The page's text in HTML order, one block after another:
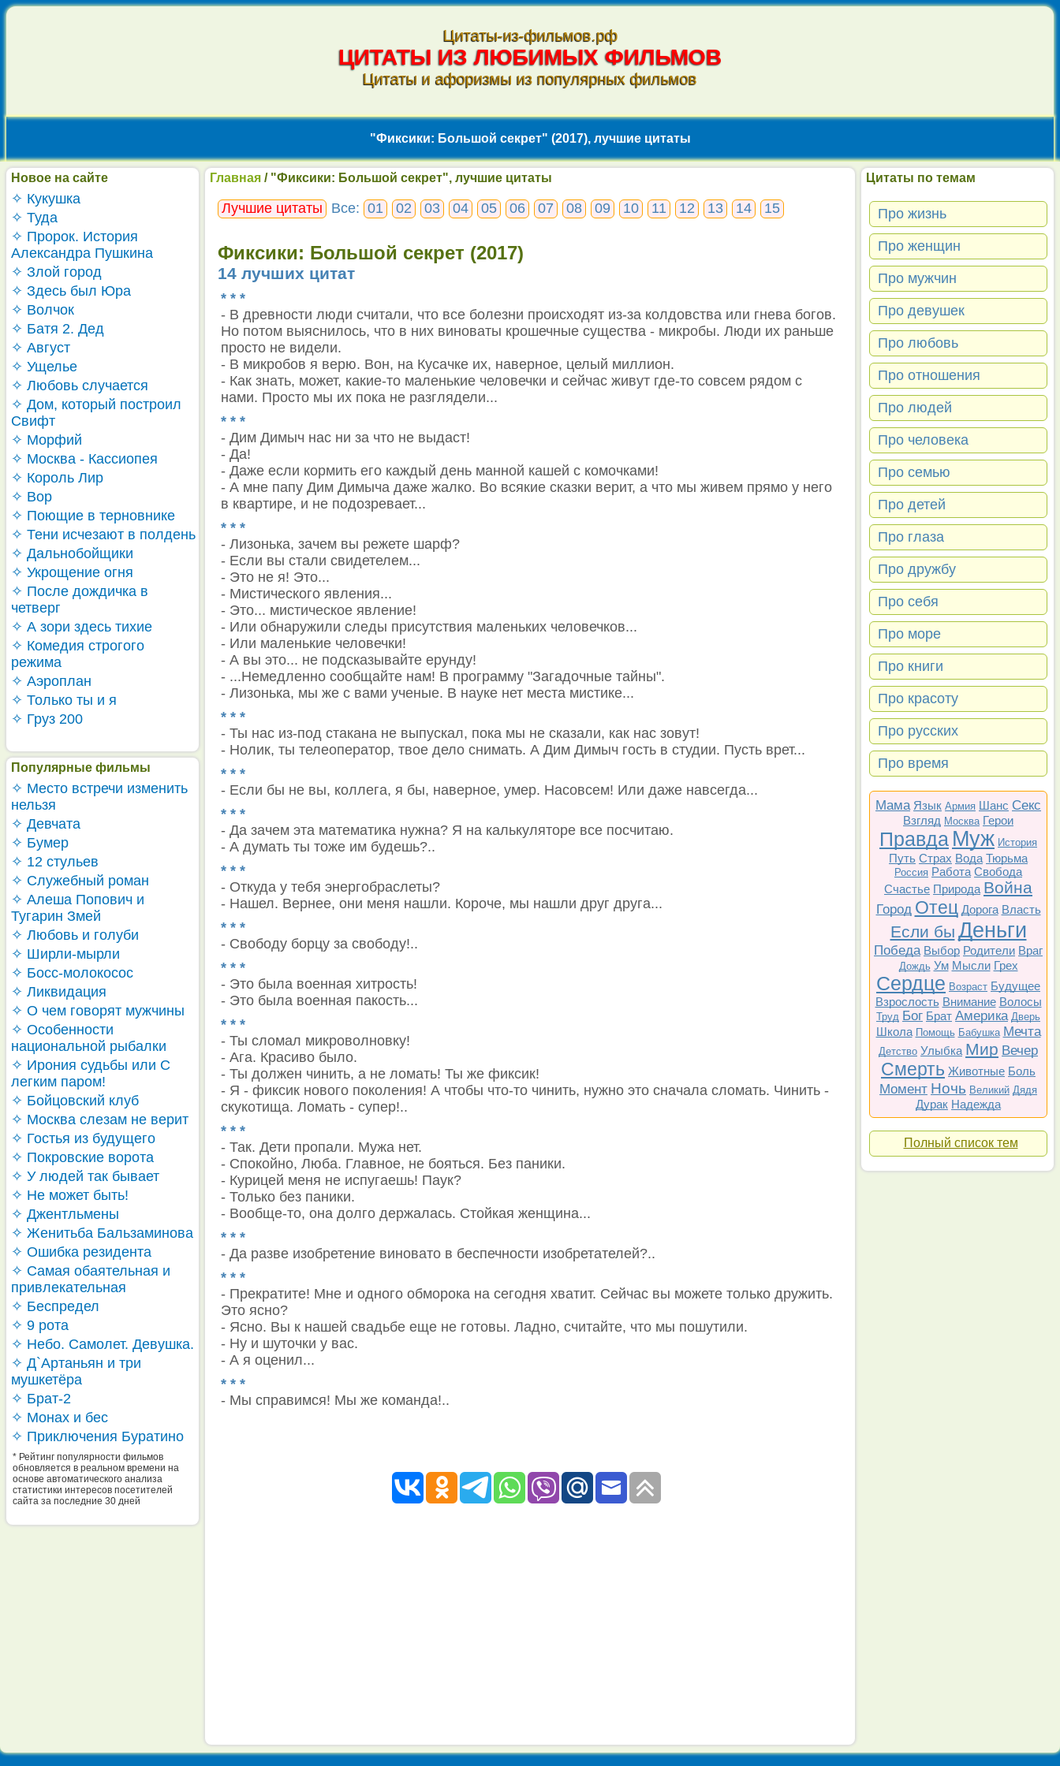
Цитаты-из-фильмов.рф
ЦИТАТЫ ИЗ ЛЮБИМЫХ ФИЛЬМОВ
Цитаты и афоризмы из популярных фильмов
"Фиксики: Большой секрет" (2017), лучшие цитаты
Новое на сайте
✧ Кукушка
✧ Туда
✧ Пророк. История
Александра Пушкина
✧ Злой город
✧ Здесь был Юра
✧ Волчок
✧ Батя 2. Дед
✧ Август
✧ Ущелье
✧ Любовь случается
✧ Дом, который построил
Свифт
✧ Морфий
✧ Москва - Кассиопея
✧ Король Лир
✧ Вор
✧ Поющие в терновнике
✧ Тени исчезают в полдень
✧ Дальнобойщики
✧ Укрощение огня
✧ После дождичка в
четверг
✧ А зори здесь тихие
✧ Комедия строгого
режима
✧ Аэроплан
✧ Только ты и я
✧ Груз 200
Популярные фильмы
✧ Место встречи изменить
нельзя
✧ Девчата
✧ Бумер
✧ 12 стульев
✧ Служебный роман
✧ Алеша Попович и
Тугарин Змей
✧ Любовь и голуби
✧ Ширли-мырли
✧ Босс-молокосос
✧ Ликвидация
✧ О чем говорят мужчины
✧ Особенности
национальной рыбалки
✧ Ирония судьбы или С
легким паром!
✧ Бойцовский клуб
✧ Москва слезам не верит
✧ Гостья из будущего
✧ Покровские ворота
✧ У людей так бывает
✧ Не может быть!
✧ Джентльмены
✧ Женитьба Бальзаминова
✧ Ошибка резидента
✧ Самая обаятельная и
привлекательная
✧ Беспредел
✧ 9 рота
✧ Небо. Самолет. Девушка.
✧ Д`Артаньян и три
мушкетёра
✧ Брат-2
✧ Монах и бес
✧ Приключения Буратино
* Рейтинг популярности фильмов
обновляется в реальном времени на
основе автоматического анализа
статистики интересов посетителей
сайта за последние 30 дней
Цитаты по темам
Про жизнь
Про женщин
Про мужчин
Про девушек
Про любовь
Про отношения
Про людей
Про человека
Про семью
Про детей
Про глаза
Про дружбу
Про себя
Про море
Про книги
Про красоту
Про русских
Про время
Мама Язык Армия Шанс Секс
Взгляд Москва Герои
Правда Муж История
Путь Страх Вода Тюрьма
Россия Работа Свобода
Счастье Природа Война
Город Отец Дорога Власть
Если бы Деньги
Победа Выбор Родители Враг
Дождь Ум Мысли Грех
Сердце Возраст Будущее
Взрослость Внимание Волосы
Труд Бог Брат Америка Дверь
Школа Помощь Бабушка Мечта
Детство Улыбка Мир Вечер
Смерть Животные Боль
Момент Ночь Великий Дядя
Дурак Надежда
Полный список тем
Главная / "Фиксики: Большой секрет", лучшие цитаты
Лучшие цитаты Все: 01 02 03 04 05 06 07 08 09 10 11 12 13 14 15
Фиксики: Большой секрет (2017)
14 лучших цитат
* * *
- В древности люди считали, что все болезни происходят из-за колдовства или гнева богов.
Но потом выяснилось, что в них виноваты крошечные существа - микробы. Люди их раньше
просто не видели.
- В микробов я верю. Вон, на Кусачке их, наверное, целый миллион.
- Как знать, может, какие-то маленькие человечки и сейчас живут где-то совсем рядом с
нами. Просто мы их пока не разглядели...
* * *
- Дим Димыч нас ни за что не выдаст!
- Да!
- Даже если кормить его каждый день манной кашей с комочками!
- А мне папу Дим Димыча даже жалко. Во всякие сказки верит, а что мы живем прямо у него
в квартире, и не подозревает...
* * *
- Лизонька, зачем вы режете шарф?
- Если вы стали свидетелем...
- Это не я! Это...
- Мистического явления...
- Это... мистическое явление!
- Или обнаружили следы присутствия маленьких человечков...
- Или маленькие человечки!
- А вы это... не подсказывайте ерунду!
- ...Немедленно сообщайте нам! В программу "Загадочные тайны".
- Лизонька, мы же с вами ученые. В науке нет места мистике...
* * *
- Ты нас из-под стакана не выпускал, пока мы не сказали, как нас зовут!
- Нолик, ты телеоператор, твое дело снимать. А Дим Димыч гость в студии. Пусть врет...
* * *
- Если бы не вы, коллега, я бы, наверное, умер. Насовсем! Или даже навсегда...
* * *
- Да зачем эта математика нужна? Я на калькуляторе все посчитаю.
- А думать ты тоже им будешь?..
* * *
- Откуда у тебя энергобраслеты?
- Нашел. Вернее, они меня нашли. Короче, мы нашли друг друга...
* * *
- Свободу борцу за свободу!..
* * *
- Это была военная хитрость!
- Это была военная пакость...
* * *
- Ты сломал микроволновку!
- Ага. Красиво было.
- Ты должен чинить, а не ломать! Ты же фиксик!
- Я - фиксик нового поколения! А чтобы что-то чинить, нужно это сначала сломать. Чинить -
скукотища. Ломать - супер!..
* * *
- Так. Дети пропали. Мужа нет.
- Спокойно, Люба. Главное, не бояться. Без паники.
- Курицей меня не испугаешь! Паук?
- Только без паники.
- Вообще-то, она долго держалась. Стойкая женщина...
* * *
- Да разве изобретение виновато в беспечности изобретателей?..
* * *
- Прекратите! Мне и одного обморока на сегодня хватит. Сейчас вы можете только дружить.
Это ясно?
- Ясно. Вы к нашей свадьбе еще не готовы. Ладно, считайте, что мы пошутили.
- Ну и шуточки у вас.
- А я оценил...
* * *
- Мы справимся! Мы же команда!..